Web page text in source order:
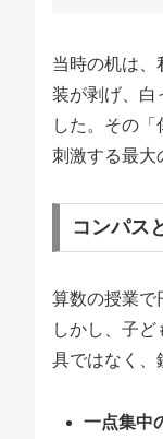
当時の机は、
装が剥げ、白
した。その
刺激する最大
コンパス
算数の授業で
しかし、子
具ではなく、
一点集中